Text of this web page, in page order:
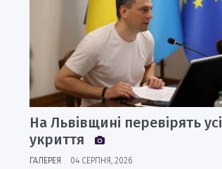
На Львівщині перевірять усі
укриття
ГАЛЕРЕЯ 04 СЕРПНЯ, 2026